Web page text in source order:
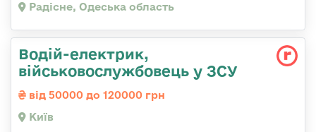
Радісне, Одеська область
Водій-електрик,
військовослужбовець у ЗСУ
від 50000 до 120000 грн
Київ